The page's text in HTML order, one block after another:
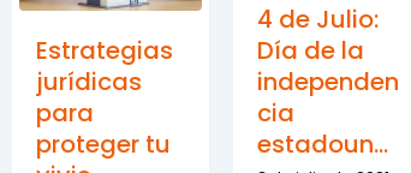
Estrategias
jurídicas
para
proteger tu
4 de Julio:
Día de la
independen
cia
estadoun...